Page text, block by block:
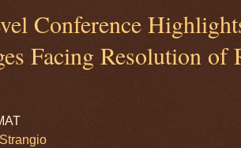
Conference
Facing Resolution of